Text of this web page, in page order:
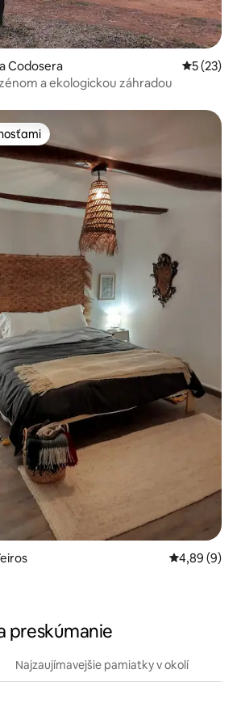
Codosera
5 (23)
a ekologickou záhradou
Priemerné
4,89 (9)
preskúmanie
Najzaujímavejšie pamiatky v okolí